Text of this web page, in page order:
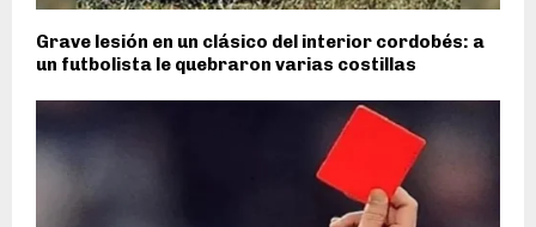
Grave lesión en un clásico del interior cordobés: a
un futbolista le quebraron varias costillas